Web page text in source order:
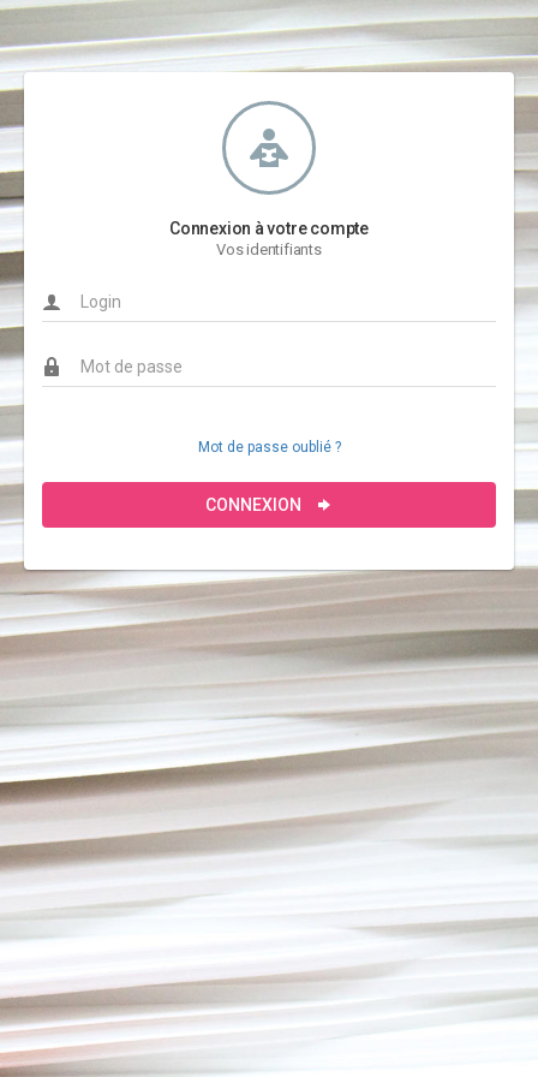
Connexion à votre compte
Vos identifiants
Mot de passe oublié ?
CONNEXION